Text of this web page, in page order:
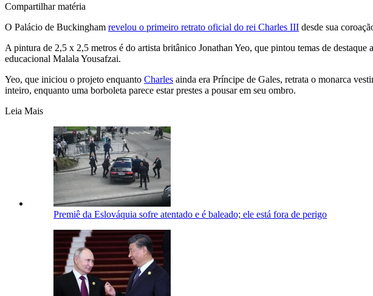
Compartilhar matéria
O Palácio de Buckingham revelou o primeiro retrato oficial do rei Charles III desde sua
A pintura de 2,5 x 2,5 metros é do artista britânico Jonathan Yeo, que pintou temas de
educacional Malala Yousafzai.
Yeo, que iniciou o projeto enquanto Charles ainda era Príncipe de Gales, retrata o monarca
inteiro, enquanto uma borboleta parece estar prestes a pousar em seu ombro.
Leia Mais
Premiê da Eslováquia sofre atentado e é baleado; ele está fora de perigo